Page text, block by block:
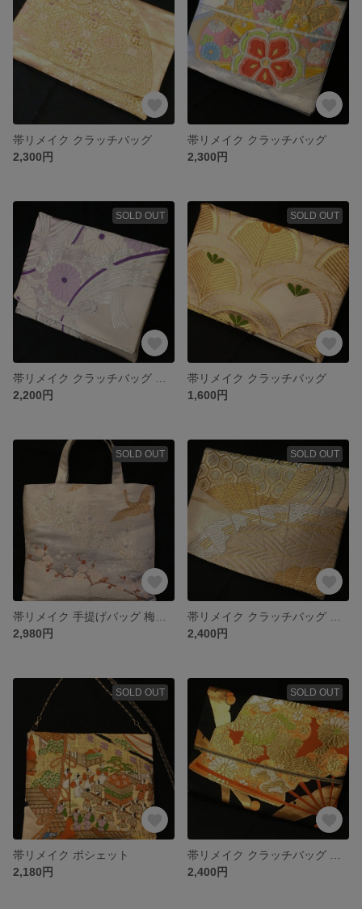
帯リメイク クラッチバッグ
2,300円
帯リメイク クラッチバッグ
2,300円
SOLD OUT
2,200円
SOLD OUT
帯リメイク クラッチバッグ
1,600円
SOLD OUT
2,980円
SOLD OUT
2,400円
SOLD OUT
帯リメイク ポシェット
2,180円
SOLD OUT
2,400円